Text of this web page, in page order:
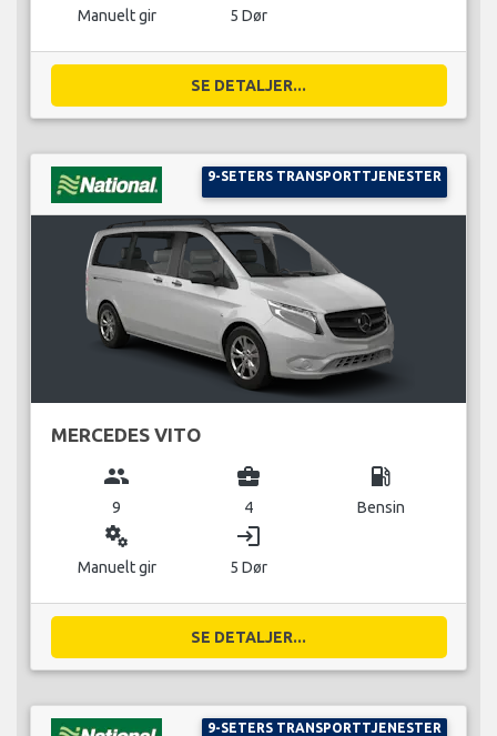
Manuelt gir 5 Dør
SE DETALJER...
9-SETERS TRANSPORTTJENESTER
MERCEDES VITO
group
9
business_center
4
local_gas_station
Bensin
miscellaneous_services
Manuelt gir
login
5 Dør
SE DETALJER...
9-SETERS TRANSPORTTJENESTER